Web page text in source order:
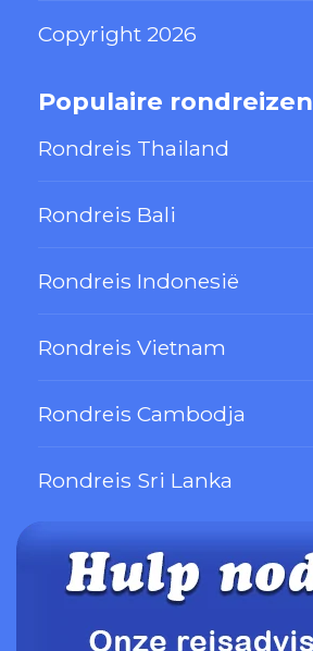
Copyright 2026
Populaire rondreizen
Rondreis Thailand
Rondreis Bali
Rondreis Indonesië
Rondreis Vietnam
Rondreis Cambodja
Rondreis Sri Lanka